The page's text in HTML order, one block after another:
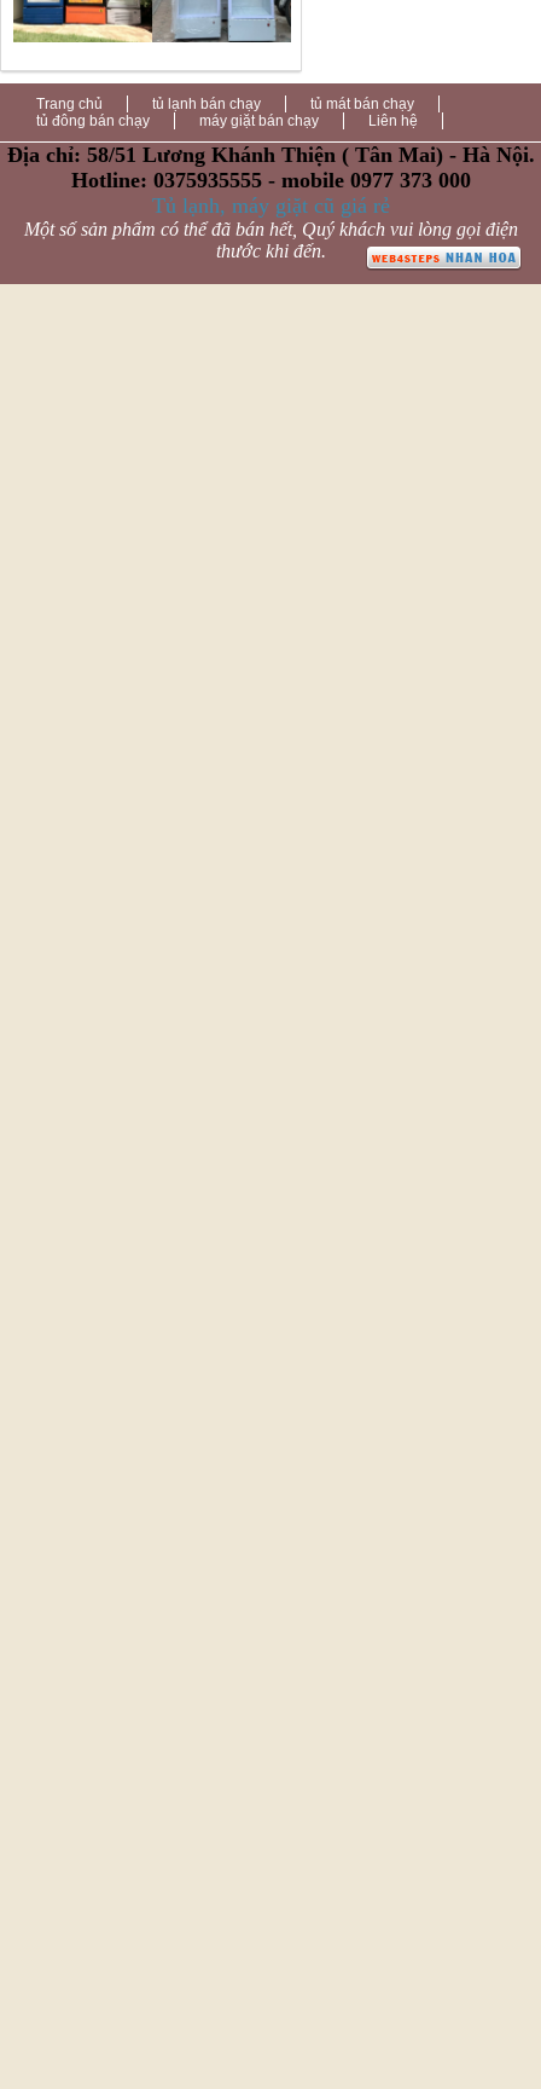
Trang chủ tủ lạnh bán chạy
tủ mát bán chạy
tủ đông bán chạy
máy giặt bán chạy Liên hệ
Địa chỉ: 58/51 Lương Khánh Thiện ( Tân Mai) - Hà Nội.
Hotline: 0375935555 - mobile 0977 373 000
Tủ lạnh, máy giặt cũ giá rẻ
Một số sản phẩm có thể đã bán hết, Quý khách vui lòng gọi điện
thước khi đến.